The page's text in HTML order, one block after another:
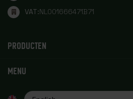
VAT:NL001666471B71
PRODUCTEN
MENU